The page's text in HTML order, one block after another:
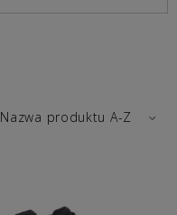
Nazwa produktu A-Z